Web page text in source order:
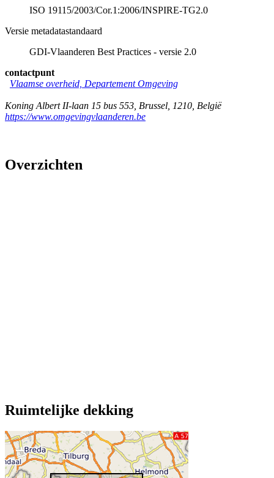
ISO 19115/2003/Cor.1:2006/INSPIRE-TG2.0
Versie metadatastandaard
GDI-Vlaanderen Best Practices - versie 2.0
contactpunt
Vlaamse overheid, Departement Omgeving
Koning Albert II-laan 15 bus 553 Brussel 1210 België
https://www.omgevingvlaanderen.be
Overzichten
Ruimtelijke dekking